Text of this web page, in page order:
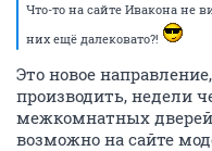
Что-то на сайте Ивакона не
них ещё далековато?!
Это новое
производить, недели
межкомнатных дверей
возможно на сайте